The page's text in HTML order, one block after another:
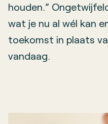
houden.”
wat je nu al wél kan
toekomst in plaats
vandaag.